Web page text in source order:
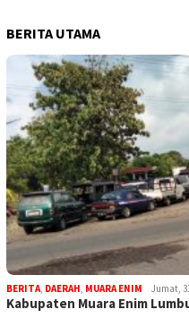
BERITA UTAMA
BERITA, DAERAH, MUARA ENIM Jumat,
Kabupaten Muara Enim